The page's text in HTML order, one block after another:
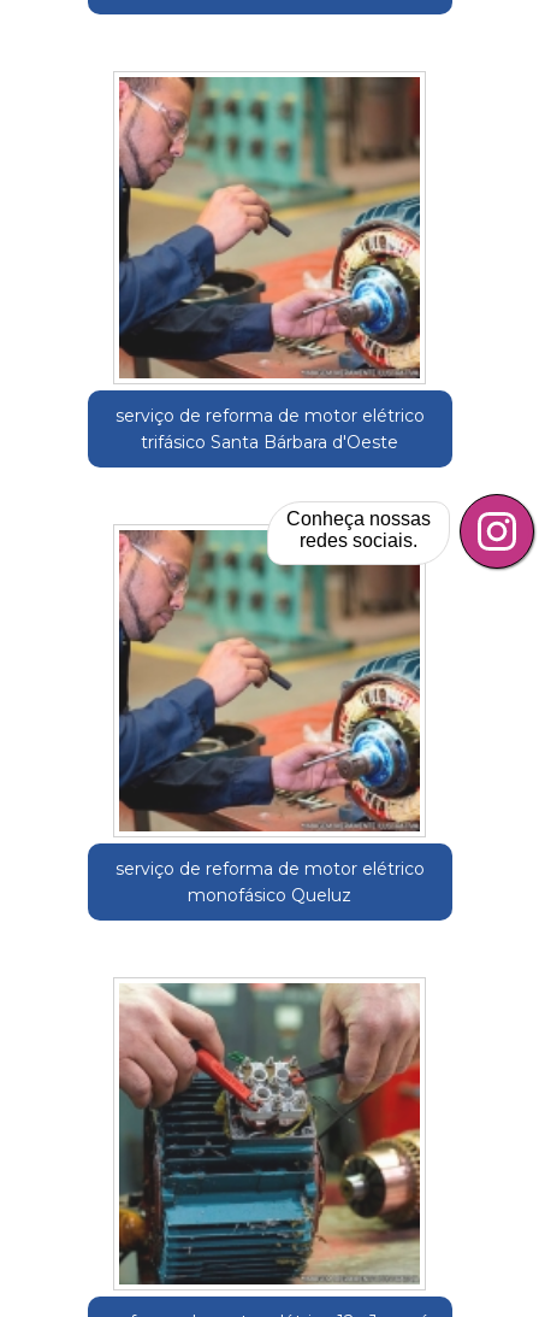
serviço de reforma de motor elétrico
trifásico Santa Bárbara d'Oeste
serviço de reforma de motor elétrico
monofásico Queluz
Conheça nossas
redes sociais.